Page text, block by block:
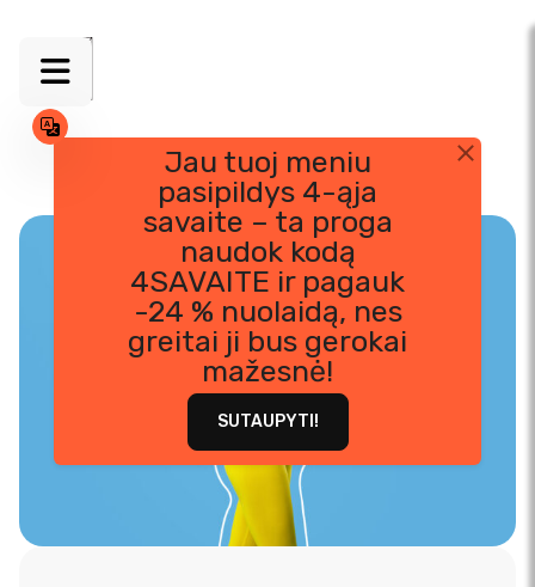
Jau tuoj meniu
pasipildys 4-ąja
savaite – ta proga
naudok kodą
4SAVAITE ir pagauk
-24 % nuolaidą, nes
greitai ji bus gerokai
mažesnė!
SUTAUPYTI!